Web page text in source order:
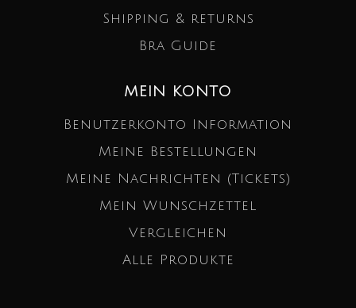
Shipping & returns
Bra Guide
MEIN KONTO
Benutzerkonto Information
Meine Bestellungen
Meine Nachrichten (Tickets)
Mein Wunschzettel
Vergleichen
Alle Produkte